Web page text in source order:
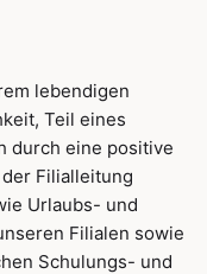
lebendigen
Teil eines
durch eine positive
Filialleitung
Urlaubs- und
Filialen sowie
Schulungs- und